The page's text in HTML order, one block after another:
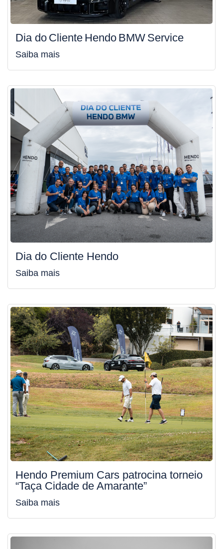
Dia do Cliente Hendo BMW Service
Saiba mais
Dia do Cliente Hendo
Saiba mais
Hendo Premium Cars patrocina torneio
“Taça Cidade de Amarante”
Saiba mais